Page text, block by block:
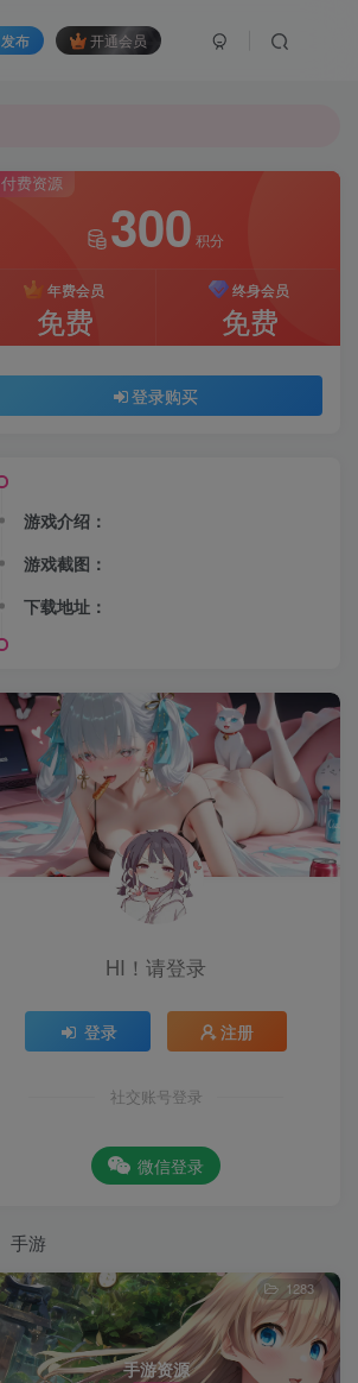
发布 开通会员
付费资源
300 积分
年费会员
免费
终身会员
免费
登录购买
游戏介绍：
游戏截图：
下载地址：
HI！请登录
登录 注册
社交账号登录
微信登录
手游
手游资源
1283